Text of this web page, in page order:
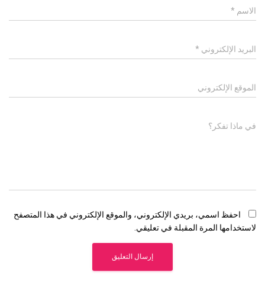
الاسم *
البريد الإلكتروني *
الموقع الإلكتروني
في ماذا تفكر؟
احفظ اسمي، بريدي الإلكتروني، والموقع الإلكتروني في هذا المتصفح
لاستخدامها المرة المقبلة في تعليقي.